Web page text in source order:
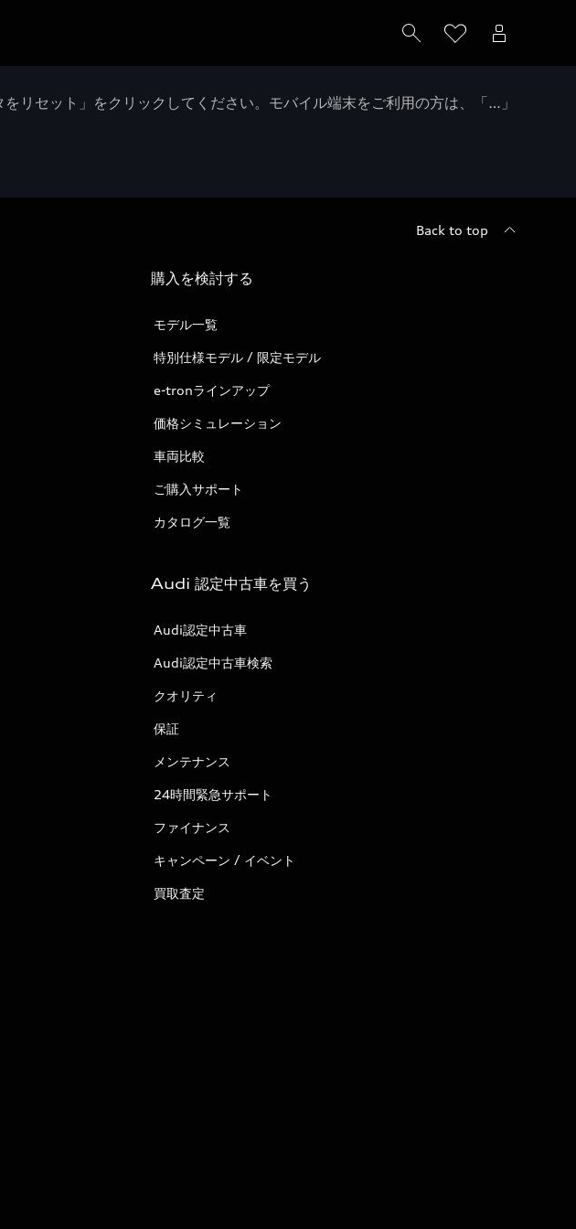
リセット」をクリックしてください。モバイル端末をご利用の方は、「…」
Back to top
購入を検討する
モデル一覧
特別仕様モデル / 限定モデル
e-tronラインアップ
価格シミュレーション
車両比較
ご購入サポート
カタログ一覧
Audi 認定中古車を買う
Audi認定中古車
Audi認定中古車検索
クオリティ
保証
メンテナンス
24時間緊急サポート
ファイナンス
キャンペーン / イベント
買取査定